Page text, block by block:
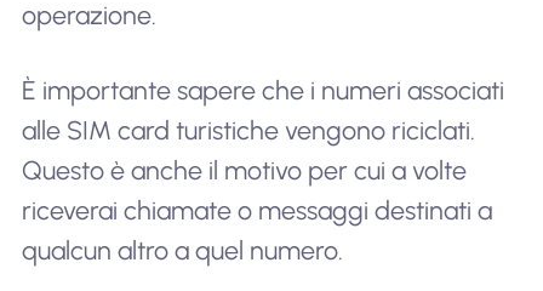
operazione.
È importante sapere che i numeri associati
alle SIM card turistiche vengono riciclati.
Questo è anche il motivo per cui a volte
riceverai chiamate o messaggi destinati a
qualcun altro a quel numero.